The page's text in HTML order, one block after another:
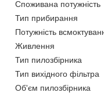
Споживана потужність
Тип прибирання
Потужність
Живлення
Тип пилозбірника
Тип вихідного фільтра
Об'єм пилозбірника